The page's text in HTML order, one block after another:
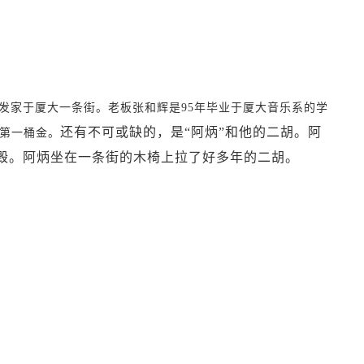
于厦大一条街。老板张和辉是95年毕业于厦大音乐系的学
一桶金。 还有不可或缺的，是“阿炳”和他的二胡。阿
阿炳坐在一条街的木椅上拉了好多年的二胡。